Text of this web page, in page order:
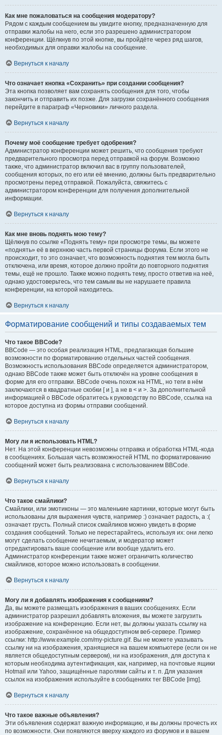
Как мне пожаловаться на сообщения модератору?
Рядом с каждым сообщением вы увидите кнопку, предназначенную для
отправки жалобы на него, если это разрешено администратором
конференции. Щёлкнув по этой кнопке, вы пройдёте через ряд шагов,
необходимых для оправки жалобы на сообщение.
Вернуться к началу
Что означает кнопка «Сохранить» при создании сообщения?
Эта кнопка позволяет вам сохранять сообщения для того, чтобы
закончить и отправить их позже. Для загрузки сохранённого сообщения
перейдите в параграф «Черновики» личного раздела.
Вернуться к началу
Почему моё сообщение требует одобрения?
Администратор конференции может решить, что сообщения требуют
предварительного просмотра перед отправкой на форум. Возможно
также, что администратор включил вас в группу пользователей,
сообщения которых, по его или её мнению, должны быть предварительно
просмотрены перед отправкой. Пожалуйста, свяжитесь с
администратором конференции для получения дополнительной
информации.
Вернуться к началу
Как мне вновь поднять мою тему?
Щёлкнув по ссылке «Поднять тему» при просмотре темы, вы можете
«поднять» её в верхнюю часть первой страницы форума. Если этого не
происходит, то это означает, что возможность поднятия тем могла быть
отключена, или время, которое должно пройти до повторного поднятия
темы, ещё не прошло. Также можно поднять тему, просто ответив на неё,
однако удостоверьтесь, что тем самым вы не нарушаете правила
конференции, на которой находитесь.
Вернуться к началу
Форматирование сообщений и типы создаваемых тем
Что такое BBCode?
BBCode — это особая реализация HTML, предлагающая большие
возможности по форматированию отдельных частей сообщения.
Возможность использования BBCode определяется администратором,
однако BBCode также может быть отключён на уровне сообщения в
форме для его отправки. BBCode очень похож на HTML, но теги в нём
заключаются в квадратные скобки [ и ], а не в < и >. За дополнительной
информацией о BBCode обратитесь к руководству по BBCode, ссылка на
которое доступна из формы отправки сообщений.
Вернуться к началу
Могу ли я использовать HTML?
Нет. На этой конференции невозможны отправка и обработка HTML-кода
в сообщениях. Большая часть возможностей HTML по форматированию
сообщений может быть реализована с использованием BBCode.
Вернуться к началу
Что такое смайлики?
Смайлики, или эмотиконы — это маленькие картинки, которые могут быть
использованы для выражения чувств, например :) означает радость, а :(
означает грусть. Полный список смайликов можно увидеть в форме
создания сообщений. Только не перестарайтесь, используя их: они легко
могут сделать сообщение нечитаемым, и модератор может
отредактировать ваше сообщение или вообще удалить его.
Администратор конференции также может ограничить количество
смайликов, которое можно использовать в сообщении.
Вернуться к началу
Могу ли я добавлять изображения к сообщениям?
Да, вы можете размещать изображения в ваших сообщениях. Если
администратор разрешил добавлять вложения, вы можете загрузить
изображение на конференцию. Если нет, вы должны указать ссылку на
изображение, сохранённое на общедоступном веб-сервере. Пример
ссылки: http://www.example.com/my-picture.gif. Вы не можете указывать
ссылку ни на изображения, хранящиеся на вашем компьютере (если он не
является общедоступным сервером), ни на изображения, для доступа к
которым необходима аутентификация, как, например, на почтовые ящики
Hotmail или Yahoo, защищённые паролями сайты и т. п. Для указания
ссылок на изображения используйте в сообщениях тег BBCode [img].
Вернуться к началу
Что такое важные объявления?
Эти объявления содержат важную информацию, и вы должны прочесть их
по возможности. Они появляются вверху каждого из форумов и в вашем